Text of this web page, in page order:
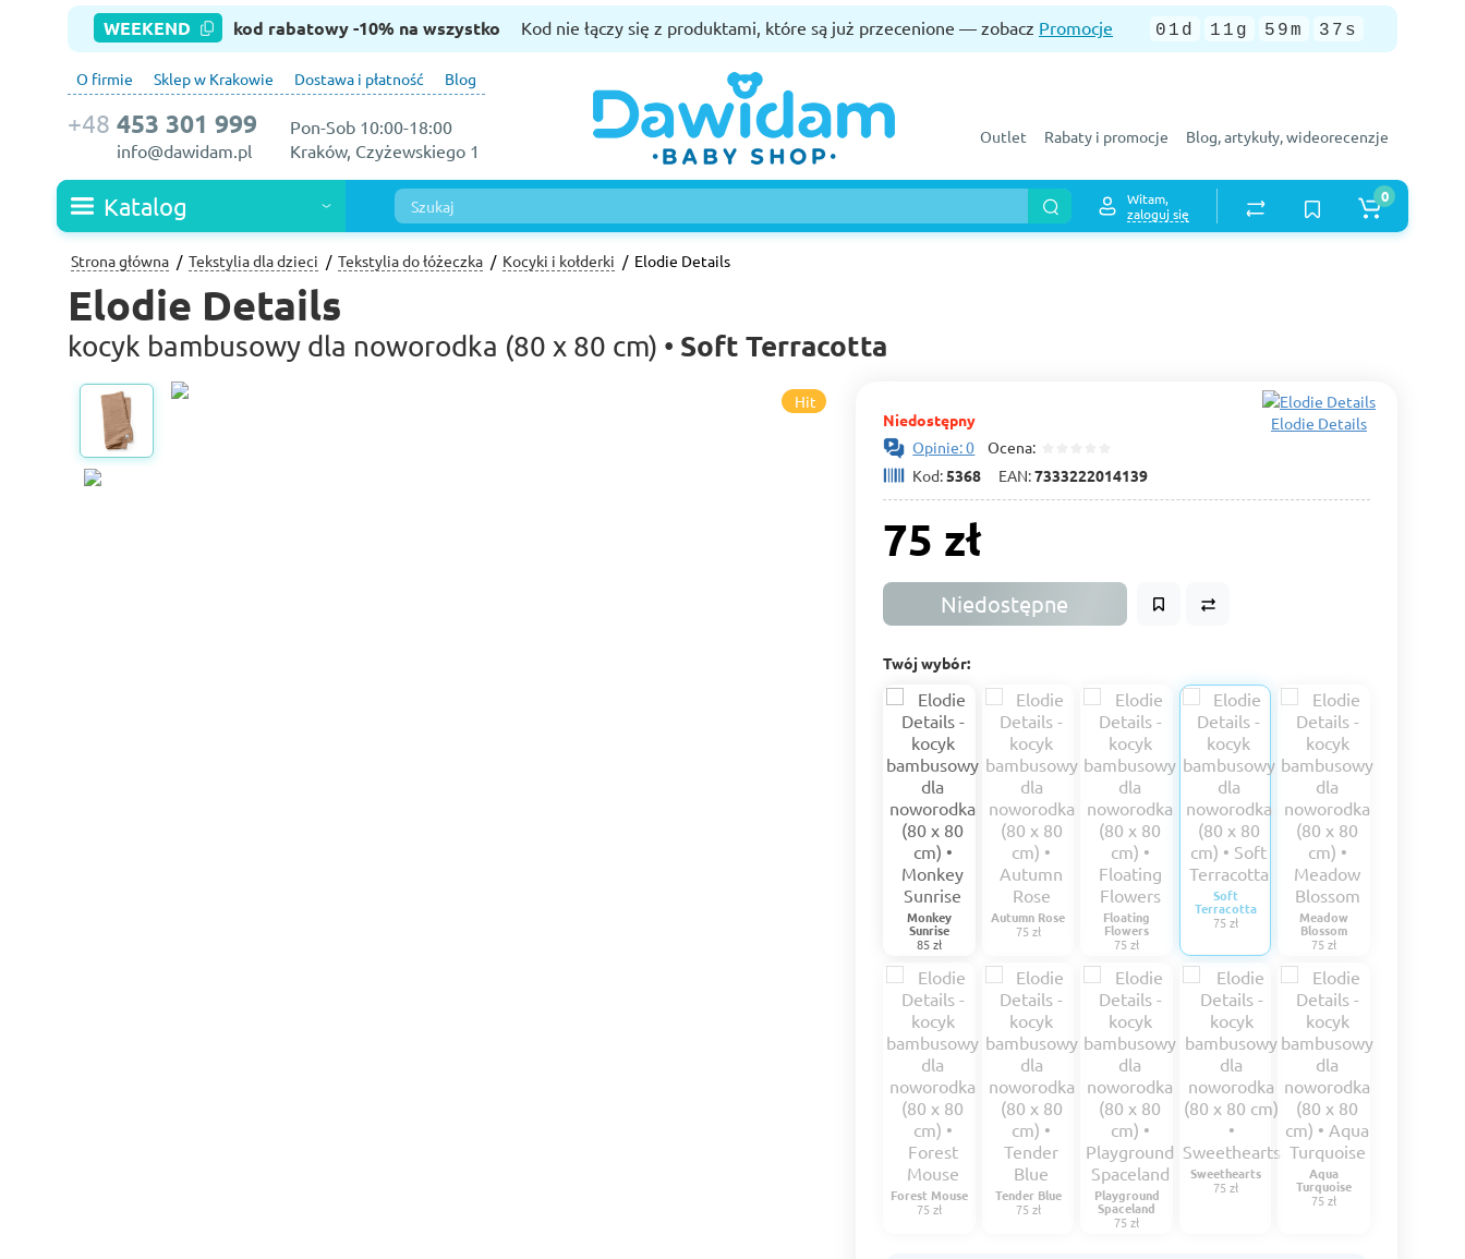
WEEKEND kod rabatowy -10% na wszystko Kod nie łączy się z produktami, które są już przecenione — zobacz Promocje 01d 11g 59m 36s
O firmie Sklep w Krakowie Dostawa i płatność Blog
Pon-Sob 10:00-18:00
Kraków, Czyżewskiego 1
+48 453 301 999
info@dawidam.pl
Outlet Rabaty i promocje Blog, artykuły, wideorecenzje
Katalog
Witam,
zaloguj się
0
Strona główna Tekstylia dla dzieci Tekstylia do łóżeczka Kocyki i kołderki Elodie Details
Elodie Details
kocyk bambusowy dla noworodka (80 x 80 cm) • Soft Terracotta
Hit
Niedostępny
Opinie: 0 Ocena:
Kod:5368 EAN:7333222014139
Elodie Details
75 zł
Niedostępne
Twój wybór:
Monkey
Sunrise
85 zł
Autumn Rose
75 zł
Floating
Flowers
75 zł
Soft
Terracotta
75 zł
Meadow
Blossom
75 zł
Forest Mouse
75 zł
Tender Blue
75 zł
Playground
Spaceland
75 zł
Sweethearts
75 zł
Aqua
Turquoise
75 zł